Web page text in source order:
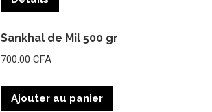
Sankhal de Mil 500 gr
700.00 CFA
Ajouter au panier